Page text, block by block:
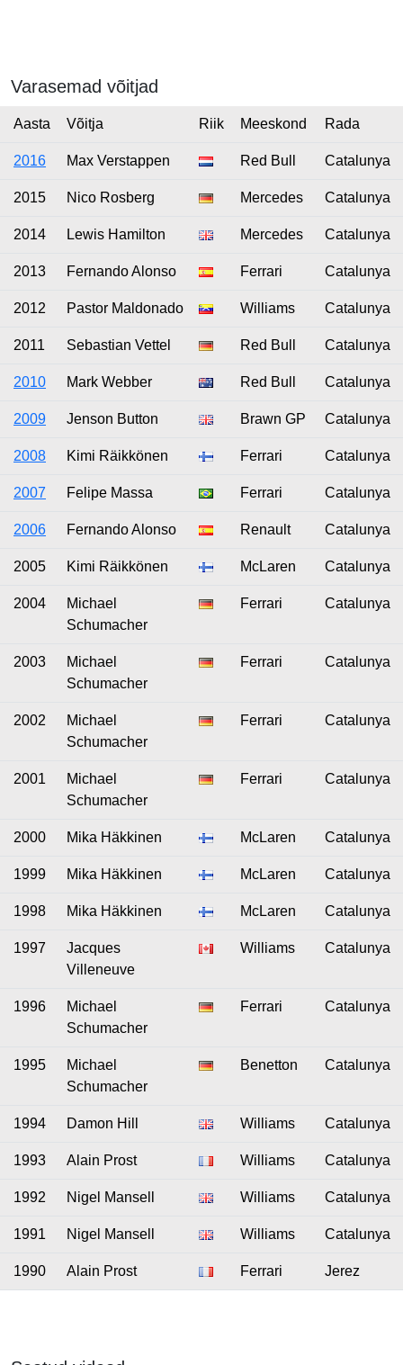
Varasemad võitjad
Aasta Võitja Riik Meeskond Rada
2016 Max Verstappen Red Bull Catalunya
2015 Nico Rosberg Mercedes Catalunya
2014 Lewis Hamilton Mercedes Catalunya
2013 Fernando Alonso Ferrari Catalunya
2012 Pastor Maldonado Williams Catalunya
2011 Sebastian Vettel Red Bull Catalunya
2010 Mark Webber Red Bull Catalunya
2009 Jenson Button Brawn GP Catalunya
2008 Kimi Räikkönen Ferrari Catalunya
2007 Felipe Massa Ferrari Catalunya
2006 Fernando Alonso Renault Catalunya
2005 Kimi Räikkönen McLaren Catalunya
2004
Michael
Schumacher
Ferrari Catalunya
2003
Michael
Schumacher
Ferrari Catalunya
2002
Michael
Schumacher
Ferrari Catalunya
2001
Michael
Schumacher
Ferrari Catalunya
2000 Mika Häkkinen McLaren Catalunya
1999 Mika Häkkinen McLaren Catalunya
1998 Mika Häkkinen McLaren Catalunya
1997
Jacques
Villeneuve
Williams Catalunya
1996
Michael
Schumacher
Ferrari Catalunya
1995
Michael
Schumacher
Benetton Catalunya
1994 Damon Hill Williams Catalunya
1993 Alain Prost Williams Catalunya
1992 Nigel Mansell Williams Catalunya
1991 Nigel Mansell Williams Catalunya
1990 Alain Prost Ferrari Jerez